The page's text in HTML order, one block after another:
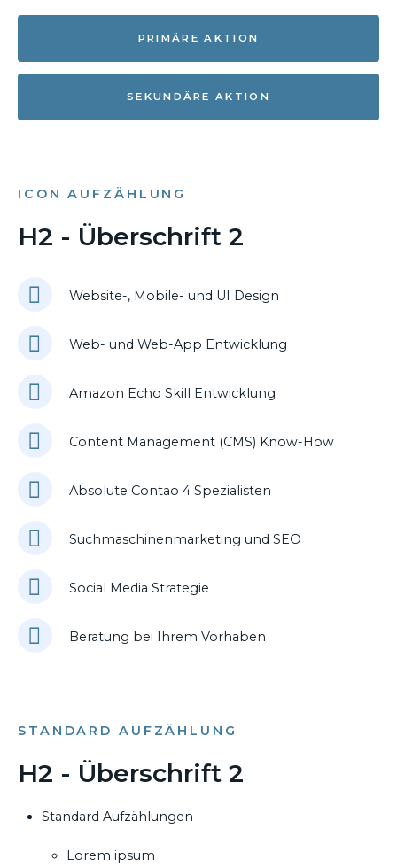
PRIMÄRE AKTION
SEKUNDÄRE AKTION
ICON AUFZÄHLUNG
H2 - Überschrift 2
Website-, Mobile- und UI Design
Web- und Web-App Entwicklung
Amazon Echo Skill Entwicklung
Content Management (CMS) Know-How
Absolute Contao 4 Spezialisten
Suchmaschinenmarketing und SEO
Social Media Strategie
Beratung bei Ihrem Vorhaben
STANDARD AUFZÄHLUNG
H2 - Überschrift 2
Standard Aufzählungen
Lorem ipsum